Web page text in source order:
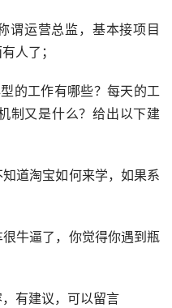
谓运营总监，基本接项目
人了；
的工作有哪些？每天的工
制又是什么？给出以下建
道淘宝如何来学，如果系
牛逼了，你觉得你遇到瓶
有建议，可以留言